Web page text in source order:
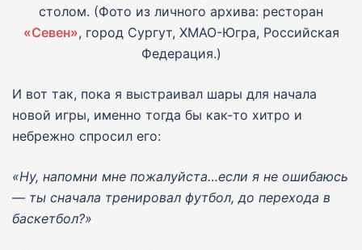
столом. (Фото из личного архива: ресторан
«Севен», город Сургут, ХМАО-Югра, Российская
Федерация.)
И вот так, пока я выстраивал шары для начала
новой игры, именно тогда бы как-то хитро и
небрежно спросил его:
«Ну, напомни мне пожалуйста…если я не ошибаюсь
— ты сначала тренировал футбол, до перехода в
баскетбол?»